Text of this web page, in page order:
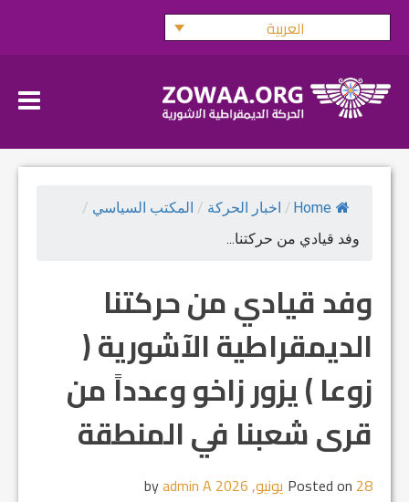
Skip
العربية
Home
/ اخبار الحركة / المكتب السياسي /
وفد قيادي من حركتنا...
وفد قيادي من حركتنا
الديمقراطية الآشورية (
زوعا ) يزور زاخو وعدداً من
قرى شعبنا في المنطقة
Posted on 28 يونيو, 2026 admin A